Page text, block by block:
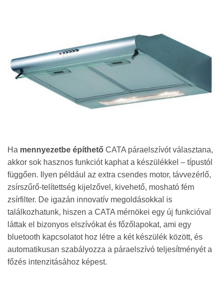
Ha mennyezetbe építhető CATA páraelszívót választana,
akkor sok hasznos funkciót kaphat a készülékkel – típustól
függően. Ilyen például az extra csendes motor, távvezérlő,
zsírszűrő-telítettség kijelzővel, kivehető, mosható fém
zsírfilter. De igazán innovatív megoldásokkal is
találkozhatunk, hiszen a CATA mérnökei egy új funkcióval
láttak el bizonyos elszívókat és főzőlapokat, ami egy
bluetooth kapcsolatot hoz létre a két készülék között, és
automatikusan szabályozza a páraelszívó teljesítményét a
főzés intenzitásához képest.